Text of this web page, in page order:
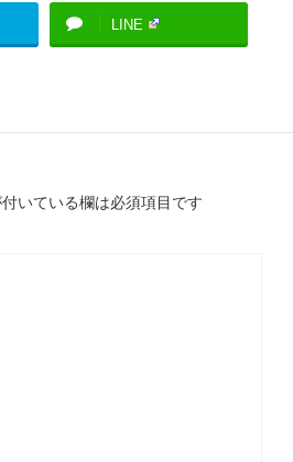
LINE
いている欄は必須項目です